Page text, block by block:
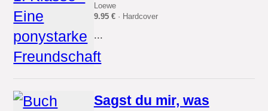
Loewe
9.95 €· Hardcover
...
Sagst du mir, was